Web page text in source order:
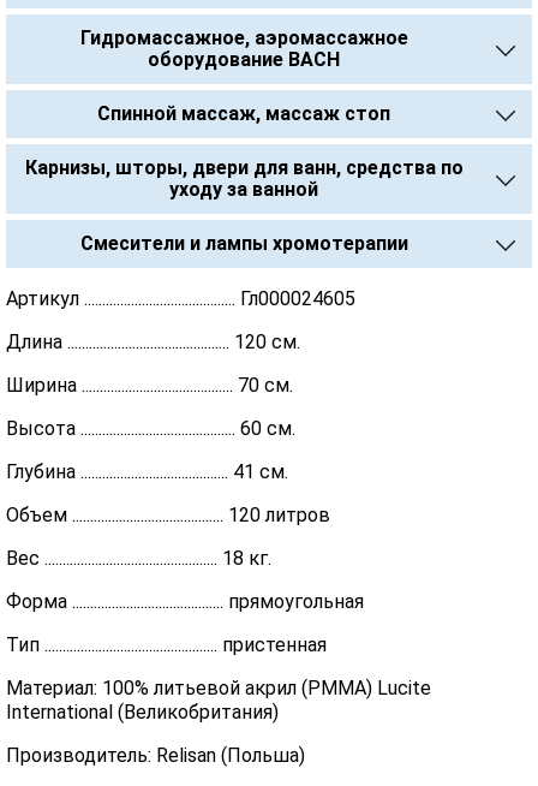
Гидромассажное, аэромассажное
оборудование BACH
Спинной массаж, массаж стоп
Карнизы, шторы, двери для ванн, средства по
уходу за ванной
Смесители и лампы хромотерапии
Артикул .......................................... Гл000024605
Длина ............................................. 120 см.
Ширина .......................................... 70 см.
Высота ........................................... 60 см.
Глубина ......................................... 41 см.
Объем .......................................... 120 литров
Вес ................................................ 18 кг.
Форма .......................................... прямоугольная
Тип ................................................ пристенная
Материал: 100% литьевой акрил (PMMA) Lucite
International (Великобритания)
Производитель: Relisan (Польша)